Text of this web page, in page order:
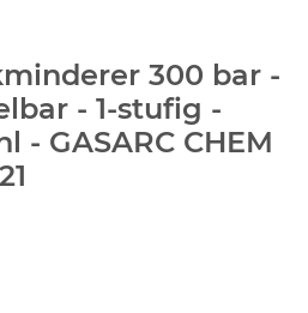
300 bar -
- 1-stufig -
- GASARC CHEM